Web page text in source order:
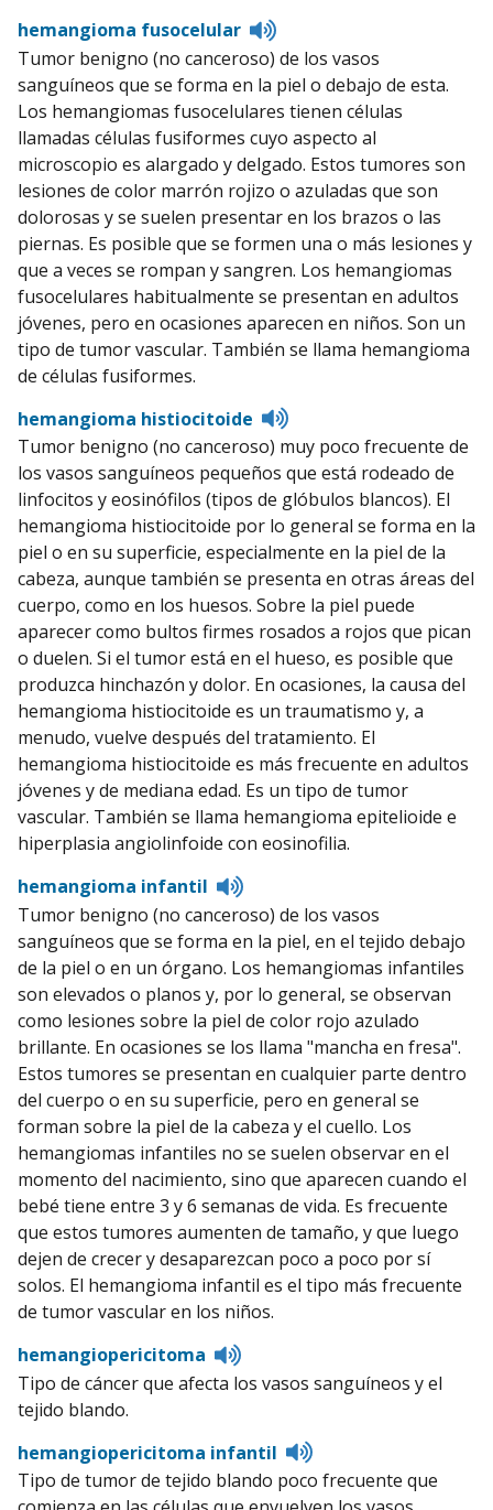
hemangioma fusocelular
Listen
to
pronunciation
Tumor benigno (no canceroso) de los vasos
sanguíneos que se forma en la piel o debajo de esta.
Los hemangiomas fusocelulares tienen células
llamadas células fusiformes cuyo aspecto al
microscopio es alargado y delgado. Estos tumores son
lesiones de color marrón rojizo o azuladas que son
dolorosas y se suelen presentar en los brazos o las
piernas. Es posible que se formen una o más lesiones y
que a veces se rompan y sangren. Los hemangiomas
fusocelulares habitualmente se presentan en adultos
jóvenes, pero en ocasiones aparecen en niños. Son un
tipo de tumor vascular. También se llama hemangioma
de células fusiformes.
hemangioma histiocitoide
Listen
pronunciation
Tumor benigno (no canceroso) muy poco frecuente de
los vasos sanguíneos pequeños que está rodeado de
linfocitos y eosinófilos (tipos de glóbulos blancos). El
hemangioma histiocitoide por lo general se forma en la
piel o en su superficie, especialmente en la piel de la
cabeza, aunque también se presenta en otras áreas del
cuerpo, como en los huesos. Sobre la piel puede
aparecer como bultos firmes rosados a rojos que pican
o duelen. Si el tumor está en el hueso, es posible que
produzca hinchazón y dolor. En ocasiones, la causa del
hemangioma histiocitoide es un traumatismo y, a
menudo, vuelve después del tratamiento. El
hemangioma histiocitoide es más frecuente en adultos
jóvenes y de mediana edad. Es un tipo de tumor
vascular. También se llama hemangioma epitelioide e
hiperplasia angiolinfoide con eosinofilia.
hemangioma infantil
Listen
pronunciation
Tumor benigno (no canceroso) de los vasos
sanguíneos que se forma en la piel, en el tejido debajo
de la piel o en un órgano. Los hemangiomas infantiles
son elevados o planos y, por lo general, se observan
como lesiones sobre la piel de color rojo azulado
brillante. En ocasiones se los llama "mancha en fresa".
Estos tumores se presentan en cualquier parte dentro
del cuerpo o en su superficie, pero en general se
forman sobre la piel de la cabeza y el cuello. Los
hemangiomas infantiles no se suelen observar en el
momento del nacimiento, sino que aparecen cuando el
bebé tiene entre 3 y 6 semanas de vida. Es frecuente
que estos tumores aumenten de tamaño, y que luego
dejen de crecer y desaparezcan poco a poco por sí
solos. El hemangioma infantil es el tipo más frecuente
de tumor vascular en los niños.
hemangiopericitoma
Listen
pronunciation
Tipo de cáncer que afecta los vasos sanguíneos y el
tejido blando.
hemangiopericitoma infantil
Listen
to
pronunciation
Tipo de tumor de tejido blando poco frecuente que